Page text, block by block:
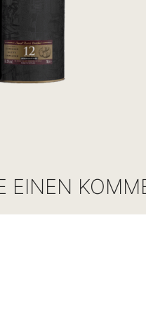
EINEN